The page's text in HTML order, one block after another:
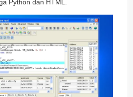
Python dan HTML.